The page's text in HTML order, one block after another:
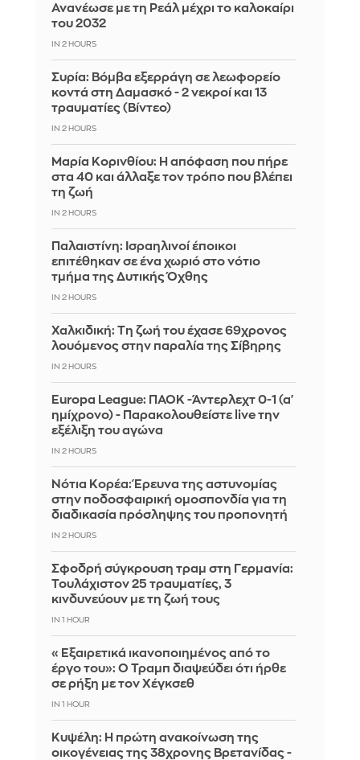
Ανανέωσε με τη Ρεάλ μέχρι το καλοκαίρι
του 2032
IN 2 HOURS
Συρία: Βόμβα εξερράγη σε λεωφορείο
κοντά στη Δαμασκό - 2 νεκροί και 13
τραυματίες (Βίντεο)
IN 2 HOURS
Μαρία Κορινθίου: Η απόφαση που πήρε
στα 40 και άλλαξε τον τρόπο που βλέπει
τη ζωή
IN 2 HOURS
Παλαιστίνη: Ισραηλινοί έποικοι
επιτέθηκαν σε ένα χωριό στο νότιο
τμήμα της Δυτικής Όχθης
IN 2 HOURS
Χαλκιδική: Τη ζωή του έχασε 69χρονος
λουόμενος στην παραλία της Σίβηρης
IN 2 HOURS
Europa League: ΠΑΟΚ -Άντερλεχτ 0-1 (α'
ημίχρονο) - Παρακολουθείστε live την
εξέλιξη του αγώνα
IN 2 HOURS
Νότια Κορέα: Έρευνα της αστυνομίας
στην ποδοσφαιρική ομοσπονδία για τη
διαδικασία πρόσληψης του προπονητή
IN 2 HOURS
Σφοδρή σύγκρουση τραμ στη Γερμανία:
Τουλάχιστον 25 τραυματίες, 3
κινδυνεύουν με τη ζωή τους
IN 1 HOUR
«Εξαιρετικά ικανοποιημένος από το
έργο του»: Ο Τραμπ διαψεύδει ότι ήρθε
σε ρήξη με τον Χέγκσεθ
IN 1 HOUR
Κυψέλη: Η πρώτη ανακοίνωση της
οικογένειας της 38χρονης Βρετανίδας -